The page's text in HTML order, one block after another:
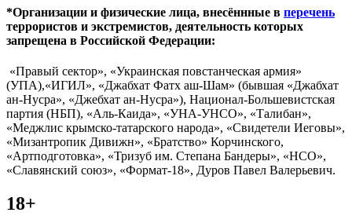
*Организации и физические лица, внесённные в перечень
террористов и экстремистов, деятельность которых
запрещена в Российской Федерации:
«Правый сектор», «Украинская повстанческая армия»
(УПА),«ИГИЛ», «Джабхат Фатх аш-Шам» (бывшая «Джабхат
ан-Нусра», «Джебхат ан-Нусра»), Национал-Большевистская
партия (НБП), «Аль-Каида», «УНА-УНСО», «Талибан»,
«Меджлис крымско-татарского народа», «Свидетели Иеговы»,
«Мизантропик Дивижн», «Братство» Корчинского,
«Артподготовка», «Тризуб им. Степана Бандеры», «НСО»,
«Славянский союз», «Формат-18», Дуров Павел Валерьевич.
18+